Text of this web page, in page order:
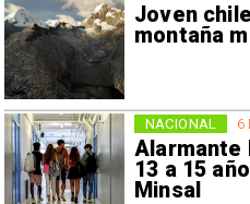
Joven
montaña
6
Alarmante
13 a 15
Minsal
NACIONAL